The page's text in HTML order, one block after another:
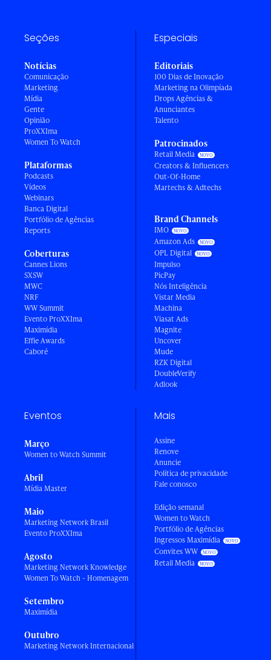
Seções
Notícias
Comunicação
Marketing
Mídia
Gente
Opinião
ProXXIma
Women To Watch
Plataformas
Podcasts
Vídeos
Webinars
Banca Digital
Portfólio de Agências
Reports
Coberturas
Cannes Lions
SXSW
MWC
NRF
WW Summit
Evento ProXXIma
Maximídia
Effie Awards
Caboré
Especiais
Editoriais
100 Dias de Inovação
Marketing na Olimpíada
Drops Agências &
Anunciantes
Talento
Patrocinados
Retail Media
Creators & Influencers
Out-Of-Home
Martechs & Adtechs
Brand Channels
IMO
Amazon Ads
OPL Digital
Impulso
PicPay
Nós Inteligência
Vistar Media
Machina
Viasat Ads
Magnite
Uncover
Mude
RZK Digital
DoubleVerify
Adlook
Eventos
Março
Women to Watch Summit
Abril
Mídia Master
Maio
Marketing Network Brasil
Evento ProXXIma
Agosto
Marketing Network Knowledge
Women To Watch - Homenagem
Setembro
Maximídia
Outubro
Marketing Network Internacional
Mais
Assine
Renove
Anuncie
Política de privacidade
Fale conosco
Edição semanal
Women to Watch
Portfólio de Agências
Ingressos Maximídia
Convites WW
Retail Media